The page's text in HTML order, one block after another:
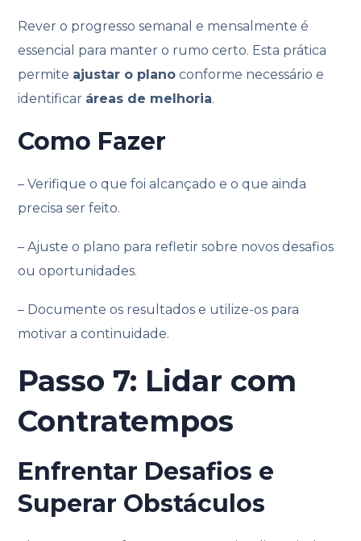
Rever o progresso semanal e mensalmente é
essencial para manter o rumo certo. Esta prática
permite ajustar o plano conforme necessário e
identificar áreas de melhoria.
Como Fazer
– Verifique o que foi alcançado e o que ainda
precisa ser feito.
– Ajuste o plano para refletir sobre novos desafios
ou oportunidades.
– Documente os resultados e utilize-os para
motivar a continuidade.
Passo 7: Lidar com
Contratempos
Enfrentar Desafios e
Superar Obstáculos